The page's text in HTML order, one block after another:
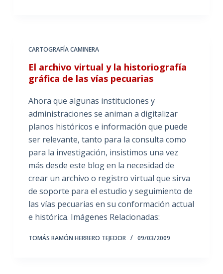
CARTOGRAFÍA CAMINERA
El archivo virtual y la historiografía
gráfica de las vías pecuarias
Ahora que algunas instituciones y
administraciones se animan a digitalizar
planos históricos e información que puede
ser relevante, tanto para la consulta como
para la investigación, insistimos una vez
más desde este blog en la necesidad de
crear un archivo o registro virtual que sirva
de soporte para el estudio y seguimiento de
las vías pecuarias en su conformación actual
e histórica. Imágenes Relacionadas:
TOMÁS RAMÓN HERRERO TEJEDOR 09/03/2009